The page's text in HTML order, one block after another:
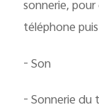
sonnerie,
téléphone
- Son
- Sonnerie du